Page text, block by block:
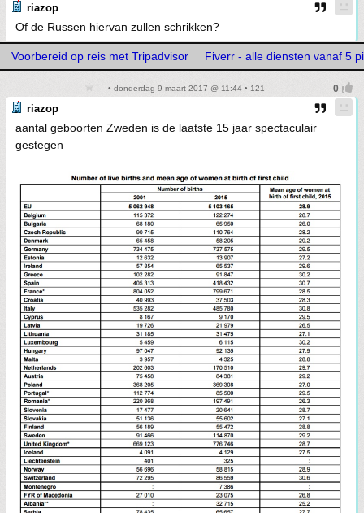
riazop
Of de Russen hiervan zullen schrikken?
Voorbereid op reis met Tripadvisor Fiverr - alle diensten vanaf 5
• donderdag 9 maart 2017 @ 11:44 • 121
riazop
aantal geboorten Zweden is de laatste 15 jaar spectaculair
gestegen